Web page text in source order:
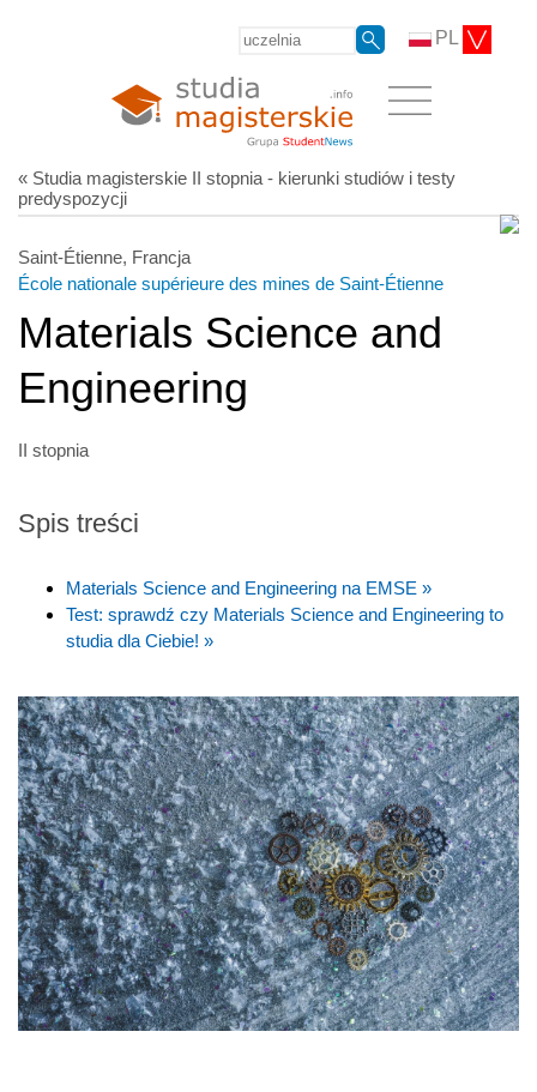
PL
« Studia magisterskie II stopnia - kierunki studiów i testy
predyspozycji
Saint-Étienne, Francja
École nationale supérieure des mines de Saint-Étienne
Materials Science and
Engineering
II stopnia
Spis treści
Materials Science and Engineering na EMSE »
Test: sprawdź czy Materials Science and Engineering to
studia dla Ciebie! »